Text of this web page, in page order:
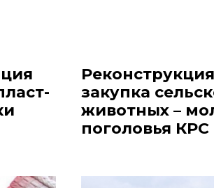
закупка
животных –
поголовья КРС